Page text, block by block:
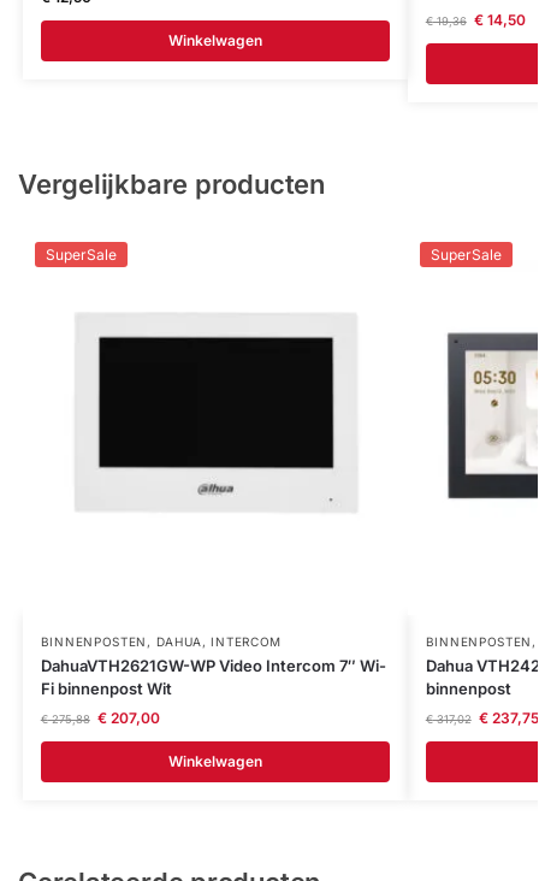
Winkelwagen
€19,36 €14,50
Vergelijkbare producten
SuperSale
BINNENPOSTEN , DAHUA , INTERCOM
DahuaVTH2621GW-WP Video Intercom 7″ Wi-
Fi binnenpost Wit
€275,88 €207,00
Winkelwagen
SuperSale
BINNENPOSTEN
Dahua
binnenpost
€317,02 €237,75